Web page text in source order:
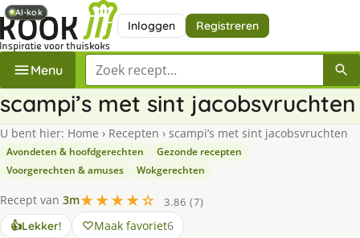
Inloggen Registreren
Menu Zoek een recept
scampi’s met sint jacobsvruchten
U bent hier: Home › Recepten › scampi’s met sint jacobsvruchten
Avondeten & hoofdgerechten
Gezonde recepten
Voorgerechten & amuses
Wokgerechten
Recept van 3m★★★★☆
3.86 (7)
👍Lekker! Maak favoriet6
AI-kok
AI-kok